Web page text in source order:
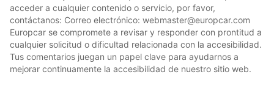
acceder a cualquier contenido o servicio, por favor,
contáctanos: Correo electrónico: webmaster@europcar.com
Europcar se compromete a revisar y responder con prontitud a
cualquier solicitud o dificultad relacionada con la accesibilidad.
Tus comentarios juegan un papel clave para ayudarnos a
mejorar continuamente la accesibilidad de nuestro sitio web.